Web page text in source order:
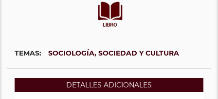
TEMAS: SOCIOLOGÍA, SOCIEDAD Y CULTURA
DETALLES ADICIONALES